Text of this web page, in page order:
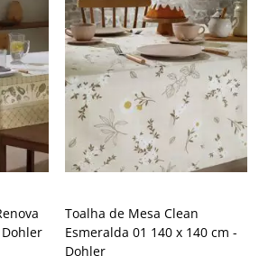
Toalha de Mesa Clean
Esmeralda 01 140 x 140 cm -
Dohler